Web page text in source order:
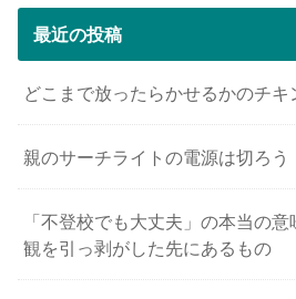
最近の投稿
どこまで放ったらかせるかのチキ
親のサーチライトの電源は切ろう
「不登校でも大丈夫」の本当の
観を引っ剥がした先にあるもの